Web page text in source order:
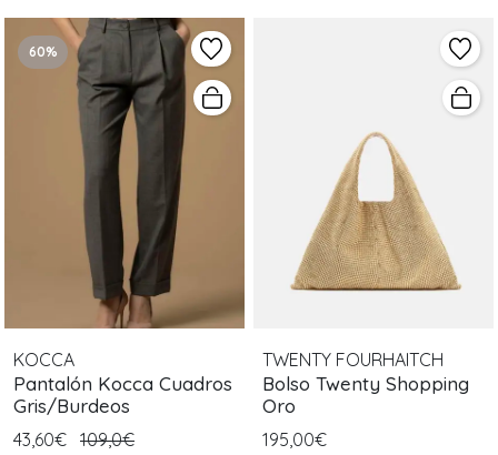
60%
KOCCA
Pantalón Kocca Cuadros
Gris/Burdeos
43,60€ 109,0€
TWENTY FOURHAITCH
Bolso Twenty Shopping
Oro
195,00€